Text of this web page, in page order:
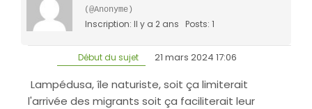
(@Anonyme)
Inscription: Il y a 2 ans Posts: 1
Début du sujet 21 mars 2024 17:06
Lampédusa, île naturiste, soit ça limiterait
l'arrivée des migrants soit ça faciliterait leur